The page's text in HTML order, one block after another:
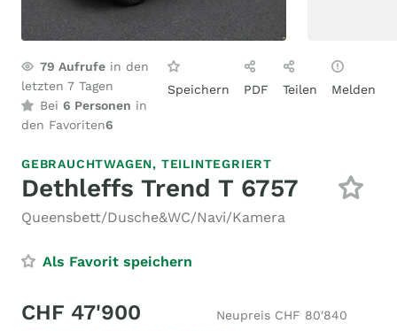
79 Aufrufe in den
letzten 7 Tagen
Bei 6 Personen in
den Favoriten6
Speichern PDF Teilen Melden
GEBRAUCHTWAGEN, TEILINTEGRIERT
Dethleffs Trend T 6757
Queensbett/Dusche&WC/Navi/Kamera
Als Favorit speichern
CHF 47'900 Neupreis CHF 80'840